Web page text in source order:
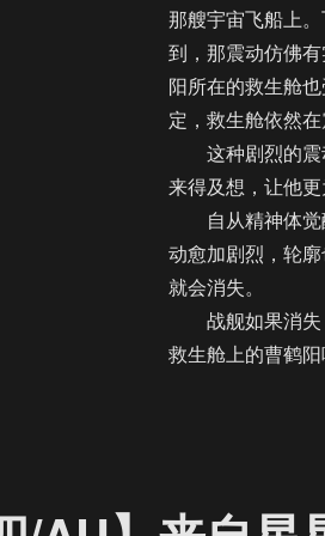
那艘宇宙飞船上
到，那震动仿佛
阳所在的救生舱
定，救生舱依然
这种剧烈的震
来得及想，让他
自从精神体觉
动愈加剧烈，轮
就会消失。
战舰如果消失
救生舱上的曹鹤